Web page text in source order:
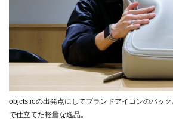
objcts.ioの出発点にしてブランドアイコンのバッ
で仕立てた軽量な逸品。